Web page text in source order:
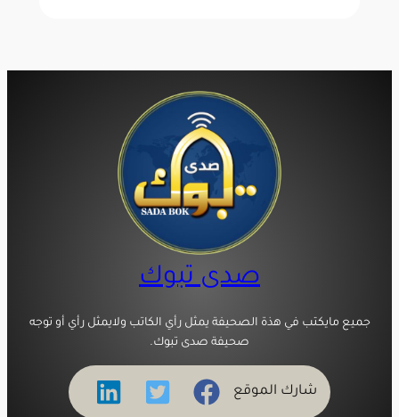
صدى تبوك
جميع مايكتب في هذة الصحيفة يمثل رأي الكاتب ولايمثل رأي أو توجه
صحيفة صدى تبوك.
شارك الموقع